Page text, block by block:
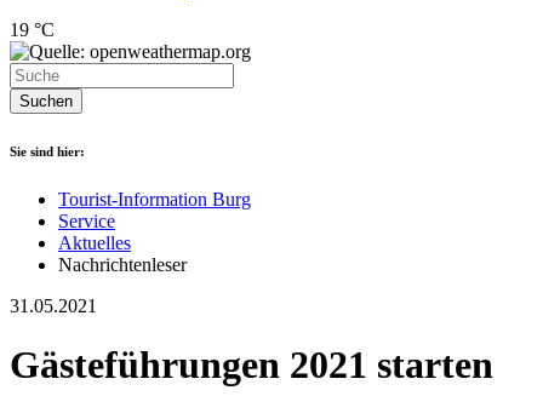
19 °C
Suchen
Sie sind hier:
Tourist-Information Burg
Service
Aktuelles
Nachrichtenleser
31.05.2021
Gästeführungen 2021 starten